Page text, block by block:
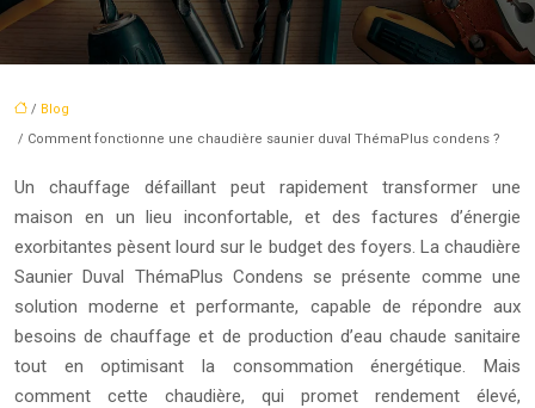
/ Blog
/ Comment fonctionne une chaudière saunier duval ThémaPlus condens ?
Un chauffage défaillant peut rapidement transformer une
maison en un lieu inconfortable, et des factures d’énergie
exorbitantes pèsent lourd sur le budget des foyers. La chaudière
Saunier Duval ThémaPlus Condens se présente comme une
solution moderne et performante, capable de répondre aux
besoins de chauffage et de production d’eau chaude sanitaire
tout en optimisant la consommation énergétique. Mais
comment cette chaudière, qui promet rendement élevé,